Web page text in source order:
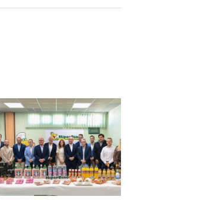
Aperitivos Snack participa
con Isola en la campaña
“Desde Canarias, mirando al
futuro” de HiperDino